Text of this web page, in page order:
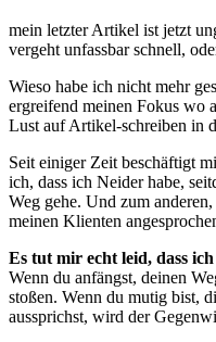
mein letzter Artikel ist jetzt
vergeht unfassbar schnell,
Wieso habe ich nicht mehr
ergreifend meinen Fokus wo
Lust auf Artikel-schreiben in
Seit einiger Zeit beschäftigt
ich, dass ich Neider habe,
Weg gehe. Und zum
meinen Klienten
Es tut mir echt leid, dass
Wenn du anfängst, deinen
stoßen. Wenn du mutig bist,
aussprichst, wird der